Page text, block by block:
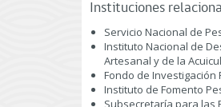
Instituciones
Servicio Nacional de
Instituto Nacional de
Artesanal y de la
Fondo de Investigación
Instituto de Fomento
Subsecretaría para las